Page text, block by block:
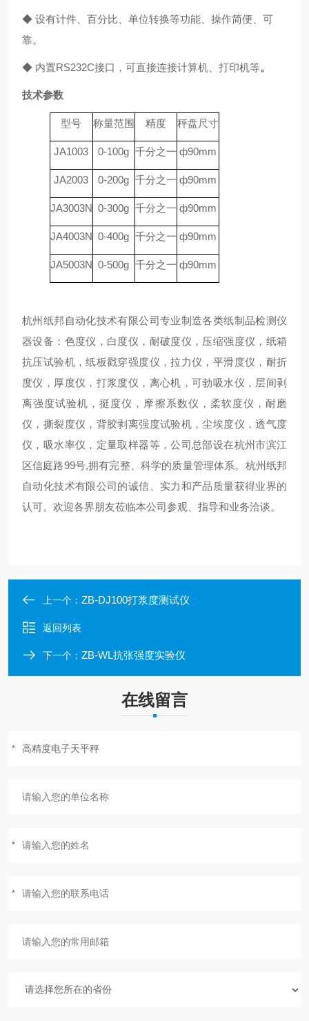
◆ 设有计件、百分比、单位转换等功能、操作简便、可
靠。
◆ 内置RS232C接口，可直接连接计算机、打印机等。
技术参数
型号 称量范围 精度 秤盘尺寸
JA1003 0-100g 千分之一 ф90mm
JA2003 0-200g 千分之一 ф90mm
JA3003N 0-300g 千分之一 ф90mm
JA4003N 0-400g 千分之一 ф90mm
JA5003N 0-500g 千分之一 ф90mm
杭州纸邦自动化技术有限公司专业制造各类纸制品检测仪
器设备：色度仪，白度仪，耐破度仪，压缩强度仪，纸箱
抗压试验机，纸板戳穿强度仪，拉力仪，平滑度仪，耐折
度仪，厚度仪，打浆度仪，离心机，可勃吸水仪，层间剥
离强度试验机，挺度仪，摩擦系数仪，柔软度仪，耐磨
仪，撕裂度仪，背胶剥离强度试验机，尘埃度仪，透气度
仪，吸水率仪，定量取样器等，公司总部设在杭州市滨江
区信庭路99号,拥有完整、科学的质量管理体系。杭州纸邦
自动化技术有限公司的诚信、实力和产品质量获得业界的
认可。欢迎各界朋友莅临本公司参观、指导和业务洽谈。
上一个： ZB-DJ100打浆度测试仪
返回列表
下一个： ZB-WL抗张强度实验仪
在线留言